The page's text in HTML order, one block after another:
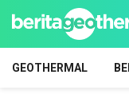
GEOTHERMAL